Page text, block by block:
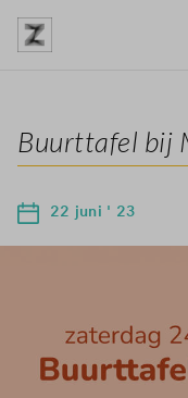
Buurttafel bij
22 juni ' 23